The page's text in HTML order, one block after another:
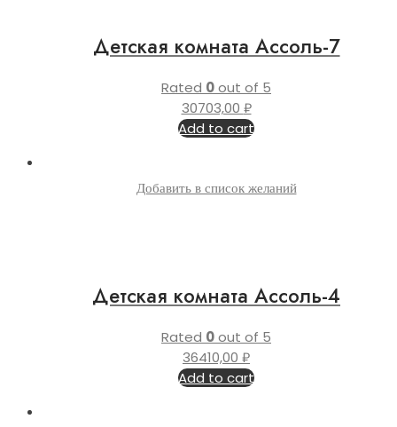
Детская комната Ассоль-7
Rated 0out of 5
30703,00 ₽
Add to cart
Добавить в список желаний
Детская комната Ассоль-4
Rated 0out of 5
36410,00 ₽
Add to cart